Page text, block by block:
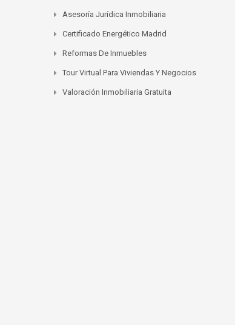
Asesoría Jurídica Inmobiliaria
Certificado Energético Madrid
Reformas De Inmuebles
Tour Virtual Para Viviendas Y Negocios
Valoración Inmobiliaria Gratuita